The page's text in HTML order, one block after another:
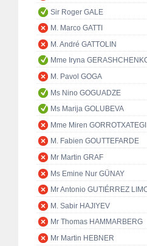
Sir Roger GALE
M. Marco GATTI
M. André GATTOLIN
Mme Iryna
M. Pavol GOGA
Ms Nino GOGUADZE
Ms Marija GOLUBEVA
Mme Miren GORROTXATEGI
M. Fabien GOUTTEFARDE
Mr Martin GRAF
Ms Emine Nur GÜNAY
Mr Antonio GUTIÉRREZ
M. Sabir HAJIYEV
Mr Thomas HAMMARBERG
Mr Martin HEBNER